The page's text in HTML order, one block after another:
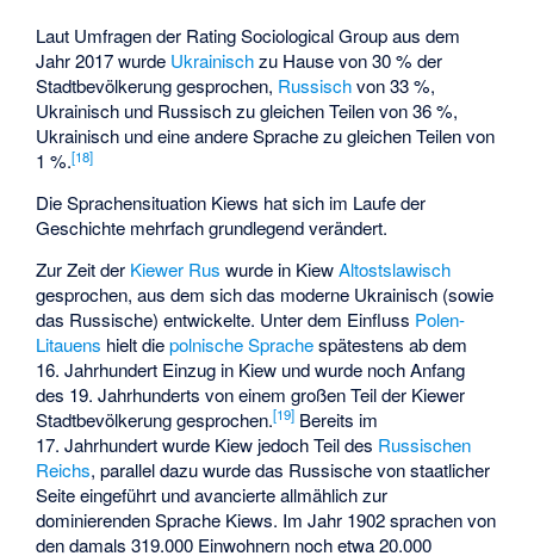
Laut Umfragen der Rating Sociological Group aus dem
Jahr 2017 wurde Ukrainischzu Hause von 30 % der
Stadtbevölkerung gesprochen, Russischvon 33 %,
Ukrainisch und Russisch zu gleichen Teilen von 36 %,
Ukrainisch und eine andere Sprache zu gleichen Teilen von
1 %.[18]
Die Sprachensituation Kiews hat sich im Laufe der
Geschichte mehrfach grundlegend verändert.
Zur Zeit der Kiewer Rus wurde in KiewAltostslawisch
gesprochen, aus dem sich das moderne Ukrainisch (sowie
das Russische) entwickelte. Unter dem Einfluss Polen-
Litauens hielt diepolnische Sprachespätestens ab dem
16. Jahrhundert Einzug in Kiew und wurde noch Anfang
des 19. Jahrhunderts von einem großen Teil der Kiewer
Stadtbevölkerung gesprochen.[19] Bereits im
17. Jahrhundert wurde Kiew jedoch Teil des Russischen
Reichs, parallel dazu wurde das Russische von staatlicher
Seite eingeführt und avancierte allmählich zur
dominierenden Sprache Kiews. Im Jahr 1902 sprachen von
den damals 319.000 Einwohnern noch etwa 20.000